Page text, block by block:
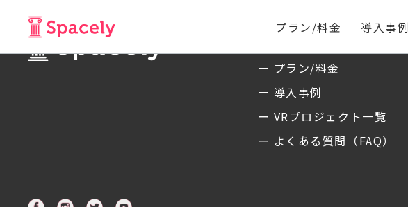
プラン/料金 導入事例
サービス
ー プラン/料金
ー 導入事例
ー VRプロジェクト一覧
ー よくある質問（FAQ）